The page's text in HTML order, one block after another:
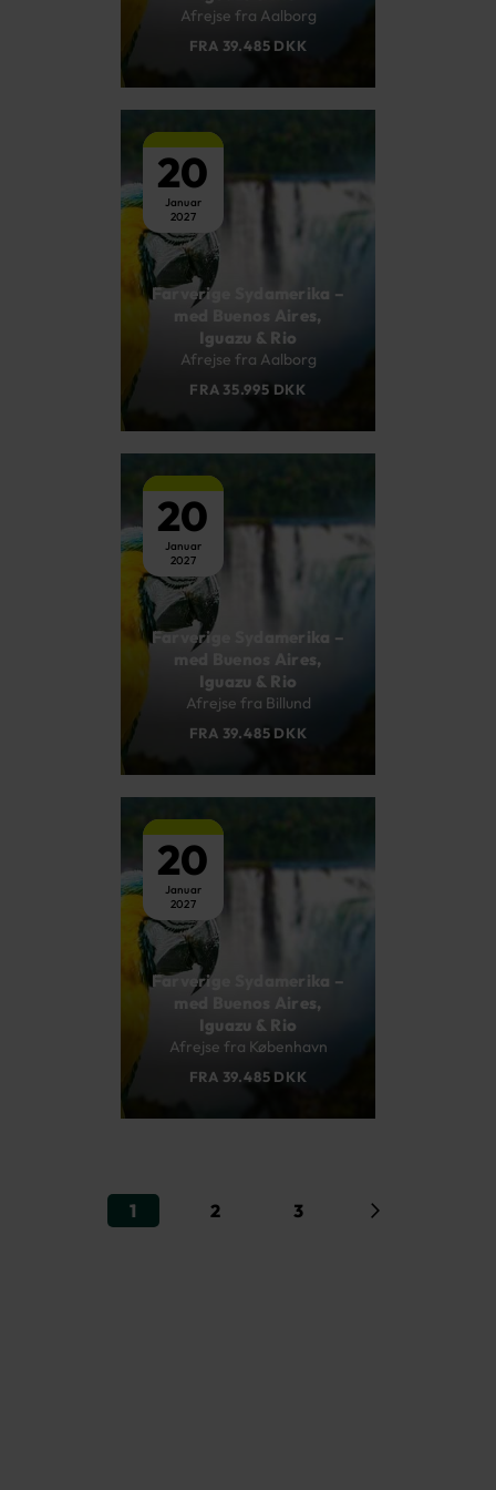
Afrejse fra Aalborg
FRA 39.485 DKK
20
Januar
2027
Farverige Sydamerika –
med Buenos Aires,
Iguazu & Rio
Afrejse fra Aalborg
FRA 35.995 DKK
20
Januar
2027
Farverige Sydamerika –
med Buenos Aires,
Iguazu & Rio
Afrejse fra Billund
FRA 39.485 DKK
20
Januar
2027
Farverige Sydamerika –
med Buenos Aires,
Iguazu & Rio
Afrejse fra København
FRA 39.485 DKK
1 2 3